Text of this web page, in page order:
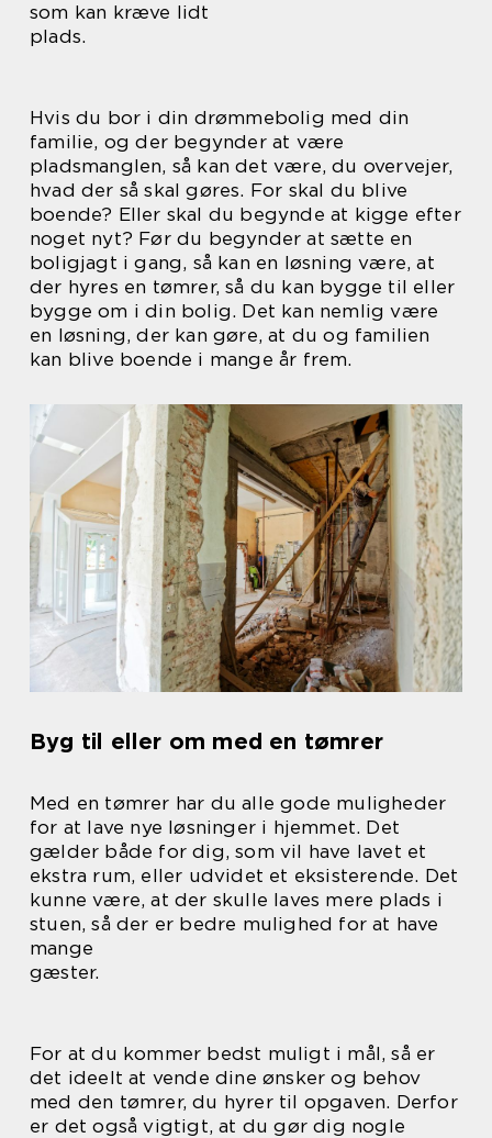
som kan kræve lidt
plads.
Hvis du bor i din drømmebolig med din
familie, og der begynder at være
pladsmanglen, så kan det være, du overvejer,
hvad der så skal gøres. For skal du blive
boende? Eller skal du begynde at kigge efter
noget nyt? Før du begynder at sætte en
boligjagt i gang, så kan en løsning være, at
der hyres en tømrer, så du kan bygge til eller
bygge om i din bolig. Det kan nemlig være
en løsning, der kan gøre, at du og familien
kan blive boende i mange år frem.
Byg til eller om med en tømrer
Med en tømrer har du alle gode muligheder
for at lave nye løsninger i hjemmet. Det
gælder både for dig, som vil have lavet et
ekstra rum, eller udvidet et eksisterende. Det
kunne være, at der skulle laves mere plads i
stuen, så der er bedre mulighed for at have
mange
gæster.
For at du kommer bedst muligt i mål, så er
det ideelt at vende dine ønsker og behov
med den tømrer, du hyrer til opgaven. Derfor
er det også vigtigt, at du gør dig nogle